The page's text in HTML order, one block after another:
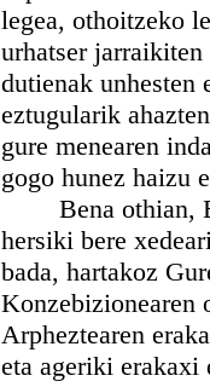
legea, othoitzeko
urhatser
dutienak unhesten
eztugularik
gure menearen
gogo hunez haizu
Bena othian,
hersiki bere
bada, hartakoz
Konzebizionearen
Arpheztearen
eta ageriki erakaxi